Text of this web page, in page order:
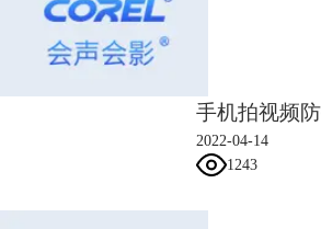
2）将鼠标移至覆叠轨5中，然后再次点击标题
设置字体为：Utsaah，动画设置也是：弹出—
2022-04-14
1243